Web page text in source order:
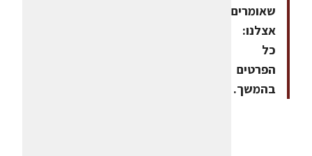
שאומרים
אצלנו:
כל
הפרטים
בהמשך.